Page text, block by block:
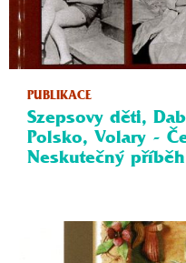
PUBLIKACE
Szepsovy děti,
Polsko, Volary -
Neskutečný